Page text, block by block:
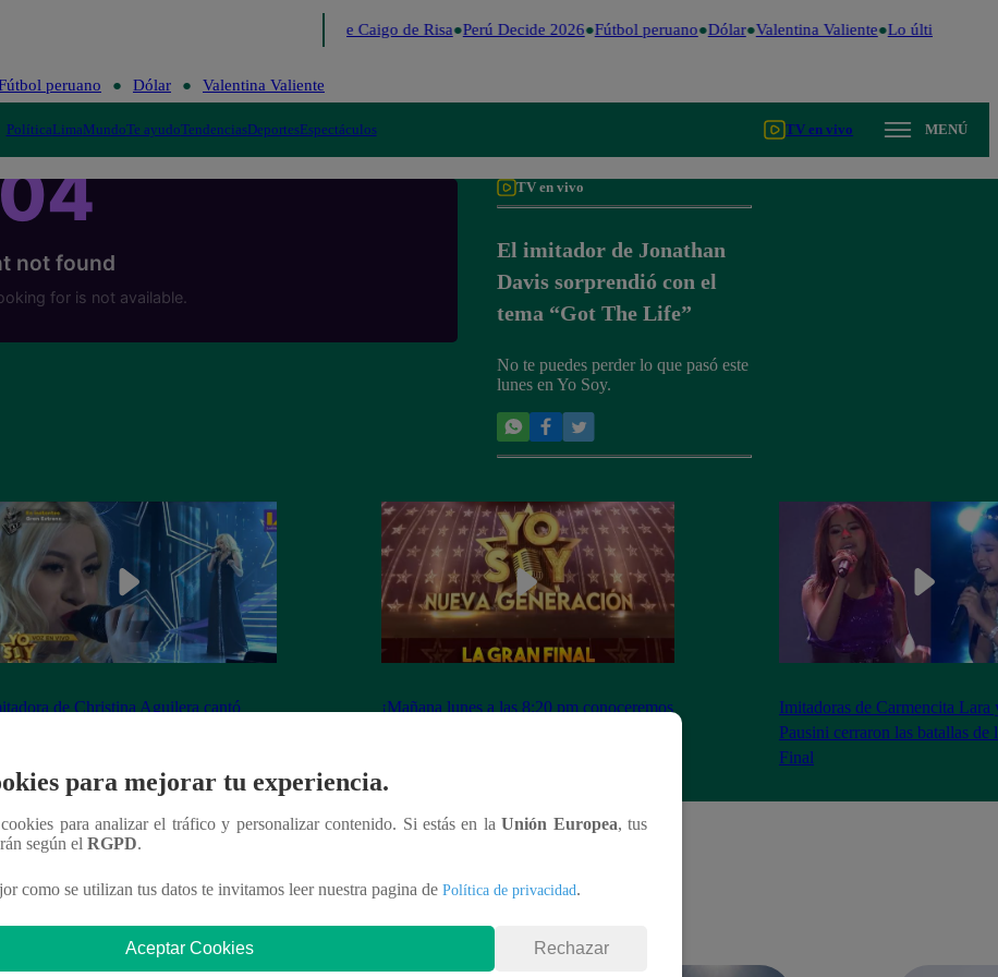
Me Caigo de Risa Perú Decide 2026 Fútbol peruano Dólar Valentina Valiente Lo último
peruano Dólar Valentina Valiente
PolíticaLimaMundoTe ayudoTendenciasDeportesEspectáculos TV en vivo MENÚ
TV en vivo
El imitador de Jonathan
Davis sorprendió con el
tema “Got The Life”
No te puedes perder lo que pasó este
lunes en Yo Soy.
de Christina Aguilera cantó
¡Mañana lunes a las 8:20 pm conoceremos
Imitadoras de Carmencita Lara
Pausini cerraron las batallas de
Final
para mejorar tu experiencia.
para analizar el tráfico y personalizar contenido. Si estás en laUnión Europea, tus
según el RGPD.
como se utilizan tus datos te invitamos leer nuestra pagina de Política de privacidad.
Aceptar Cookies Rechazar